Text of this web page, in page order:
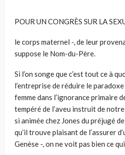
POUR UN CONGRÈS SUR LA
le corps maternel -, de leur
suppose le Nom-du-Père.
Si l’on songe que c’est tout ce à
l’entreprise de réduire le
femme dans l’ignorance primaire
tempéré de l’aveu instruit de
si animée chez Jones du préjugé
qu’il trouve plaisant de l’assurer
Genèse -, on ne voit pas bien ce